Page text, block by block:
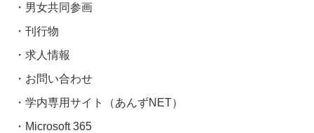
男女共同参画
刊行物
求人情報
お問い合わせ
学内専用サイト（あんずNET）
Microsoft 365